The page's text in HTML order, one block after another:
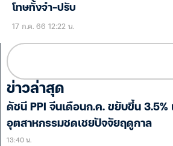
โทษทั้งจำ-ปรับ
17 ก.ค. 66 12:22 น.
ข่าวล่าสุด
ดัชนี PPI จีนเดือนก.ค. ขยับขึ้น
อุตสาหกรรมชดเชยปัจจัยฤดูกาล
13:40 น.